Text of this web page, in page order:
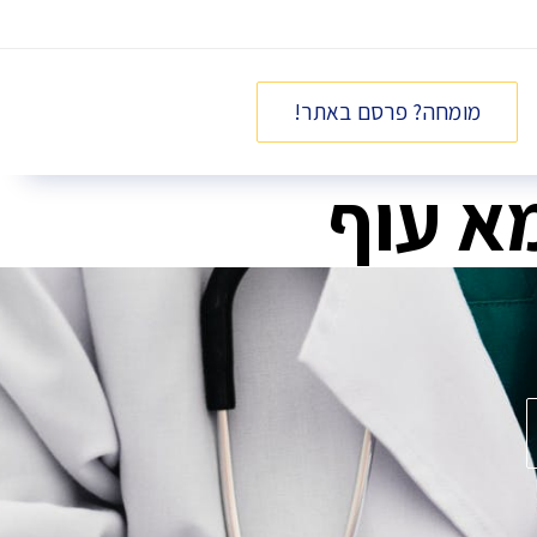
מומחה? פרסם באתר!
עוף